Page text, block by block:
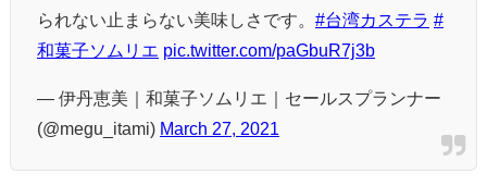
られない止まらない美味しさです。 #台湾カステラ #
和菓子ソムリエ pic.twitter.com/paGbuR7j3b
— 伊丹恵美｜和菓子ソムリエ｜セールスプランナー
(@megu_itami) March 27, 2021